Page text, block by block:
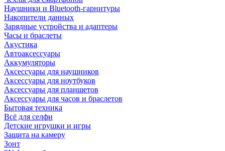
Наушники и Bluetooth-гарнитуры
Накопители данных
Зарядные устройства и адаптеры
Часы и браслеты
Акустика
Автоаксессуары
Аккумуляторы
Аксессуары для наушников
Аксессуары для ноутбуков
Аксессуары для планшетов
Аксессуары для часов и браслетов
Бытовая техника
Всё для селфи
Детские игрушки и игры
Защита на камеру
Зонт